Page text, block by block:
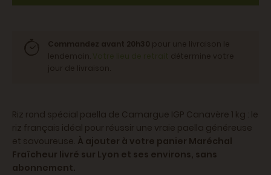
Riz rond spécial paella de Camargue IGP Canavère 1 kg : le
riz français idéal pour réussir une vraie paella généreuse
et savoureuse. À ajouter à votre panier Maréchal
Fraîcheur livré sur Lyon et ses environs, sans
abonnement.